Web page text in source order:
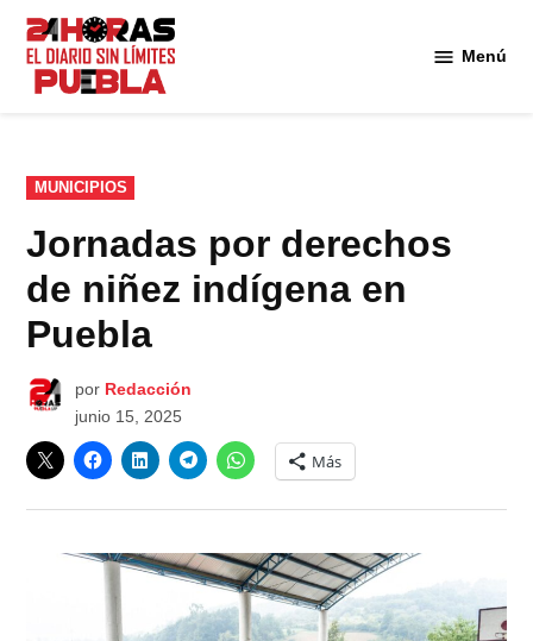
Saltar
contenido
Menú
PUBLICADO
EN
MUNICIPIOS
Jornadas por derechos
de niñez indígena en
Puebla
por Redacción
junio 15, 2025
Más